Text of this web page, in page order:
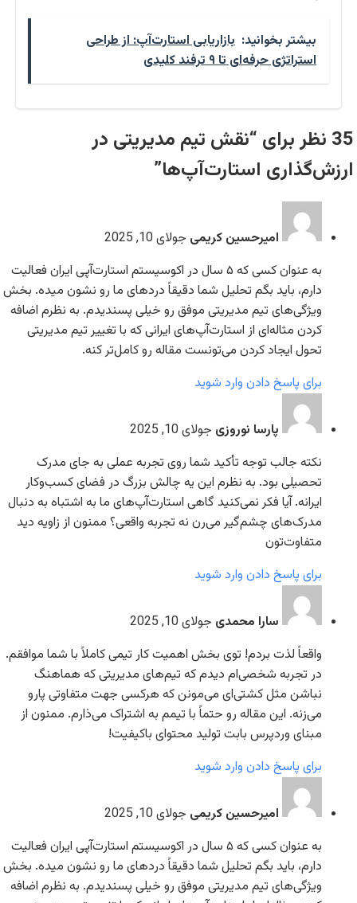
بیشتر بخوانید: بازاریابی استارت‌آپ: از طراحی
استراتژی حرفه‌ای تا ۹ ترفند کلیدی
35 نظر برای “نقش تیم مدیریتی در
ارزش‌گذاری استارت‌آپ‌ها”
امیرحسین کریمی جولای 10, 2025
به عنوان کسی که ۵ سال در اکوسیستم استارت‌آپی ایران فعالیت
دارم، باید بگم تحلیل شما دقیقاً دردهای ما رو نشون میده. بخش
ویژگی‌های تیم مدیریتی موفق رو خیلی پسندیدم. به نظرم اضافه
کردن مثاله‌ای از استارت‌آپ‌های ایرانی که با تغییر تیم مدیریتی
تحول ایجاد کردن می‌تونست مقاله رو کامل‌تر کنه.
برای پاسخ دادن وارد شوید
پارسا نوروزی جولای 10, 2025
نکته جالب توجه تأکید شما روی تجربه عملی به جای مدرک
تحصیلی بود. به نظرم این یه چالش بزرگ در فضای کسب‌وکار
ایرانه. آیا فکر نمی‌کنید گاهی استارت‌آپ‌های ما به اشتباه به دنبال
مدرک‌های چشم‌گیر می‌رن نه تجربه واقعی؟ ممنون از زاویه دید
متفاوت‌تون
برای پاسخ دادن وارد شوید
سارا محمدی جولای 10, 2025
واقعاً لذت بردم! توی بخش اهمیت کار تیمی کاملاً با شما موافقم.
در تجربه شخصی‌ام دیدم که تیم‌های مدیریتی که هماهنگ
نباشن مثل کشتی‌ای می‌مونن که هرکسی جهت متفاوتی پارو
می‌زنه. این مقاله رو حتماً با تیمم به اشتراک می‌ذارم. ممنون از
مبنای وردپرس بابت تولید محتوای باکیفیت!
برای پاسخ دادن وارد شوید
امیرحسین کریمی جولای 10, 2025
به عنوان کسی که ۵ سال در اکوسیستم استارت‌آپی ایران فعالیت
دارم، باید بگم تحلیل شما دقیقاً دردهای ما رو نشون میده. بخش
ویژگی‌های تیم مدیریتی موفق رو خیلی پسندیدم. به نظرم اضافه